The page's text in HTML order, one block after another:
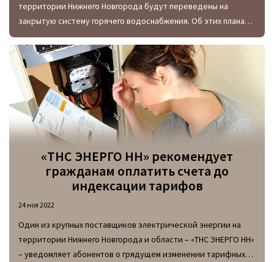
территории Нижнего Новгорода будут переведены на
закрытую систему горячего водоснабжения. Об этих планах в
своем официальном Telegram-аккаунте заявил
непосредственно глава города Юрий Шалабаев.
«ТНС ЭНЕРГО НН» рекомендует
гражданам оплатить счета до
индексации тарифов
24 ноя 2022
Один из крупных поставщиков электрической энергии на
территории Нижнего Новгорода и области – «ТНС ЭНЕРГО НН»
– уведомляет абонентов о грядущем изменении тарифных